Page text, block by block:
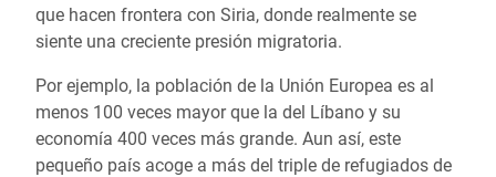
que hacen frontera con Siria, donde realmente se
siente una creciente presión migratoria.
Por ejemplo, la población de la Unión Europea es al
menos 100 veces mayor que la del Líbano y su
economía 400 veces más grande. Aun así, este
pequeño país acoge a más del triple de refugiados de